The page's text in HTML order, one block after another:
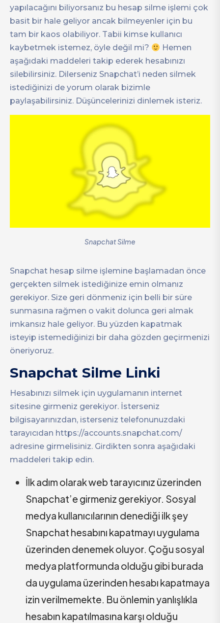
yapılacağını biliyorsanız bu hesap silme işlemi çok
basit bir hale geliyor ancak bilmeyenler için bu
tam bir kaos olabiliyor. Tabii kimse kullanıcı
kaybetmek istemez, öyle değil mi?
Hemen
aşağıdaki maddeleri takip ederek hesabınızı
silebilirsiniz. Dilerseniz Snapchat’i neden silmek
istediğinizi de yorum olarak bizimle
paylaşabilirsiniz. Düşüncelerinizi dinlemek isteriz.
Snapchat Silme
Snapchat hesap silme işlemine başlamadan önce
gerçekten silmek istediğinize emin olmanız
gerekiyor. Size geri dönmeniz için belli bir süre
sunmasına rağmen o vakit dolunca geri almak
imkansız hale geliyor. Bu yüzden kapatmak
isteyip istemediğinizi bir daha gözden geçirmenizi
öneriyoruz.
Snapchat Silme Linki
Hesabınızı silmek için uygulamanın internet
sitesine girmeniz gerekiyor. İsterseniz
bilgisayarınızdan, isterseniz telefonunuzdaki
tarayıcıdan https://accounts.snapchat.com/
adresine girmelisiniz. Girdikten sonra aşağıdaki
maddeleri takip edin.
İlk adım olarak web tarayıcınız üzerinden
Snapchat’e girmeniz gerekiyor. Sosyal
medya kullanıcılarının denediği ilk şey
Snapchat hesabını kapatmayı uygulama
üzerinden denemek oluyor. Çoğu sosyal
medya platformunda olduğu gibi burada
da uygulama üzerinden hesabı kapatmaya
izin verilmemekte. Bu önlemin yanlışlıkla
hesabın kapatılmasına karşı olduğu